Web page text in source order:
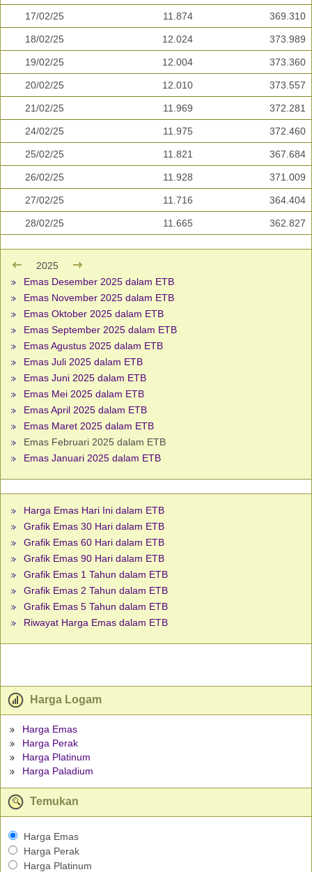
17/02/25 11.874 369.310
18/02/25 12.024 373.989
19/02/25 12.004 373.360
20/02/25 12.010 373.557
21/02/25 11.969 372.281
24/02/25 11.975 372.460
25/02/25 11.821 367.684
26/02/25 11.928 371.009
27/02/25 11.716 364.404
28/02/25 11.665 362.827
2025
Emas Desember 2025 dalam ETB
Emas November 2025 dalam ETB
Emas Oktober 2025 dalam ETB
Emas September 2025 dalam ETB
Emas Agustus 2025 dalam ETB
Emas Juli 2025 dalam ETB
Emas Juni 2025 dalam ETB
Emas Mei 2025 dalam ETB
Emas April 2025 dalam ETB
Emas Maret 2025 dalam ETB
Emas Februari 2025 dalam ETB
Emas Januari 2025 dalam ETB
Harga Emas Hari Ini dalam ETB
Grafik Emas 30 Hari dalam ETB
Grafik Emas 60 Hari dalam ETB
Grafik Emas 90 Hari dalam ETB
Grafik Emas 1 Tahun dalam ETB
Grafik Emas 2 Tahun dalam ETB
Grafik Emas 5 Tahun dalam ETB
Riwayat Harga Emas dalam ETB
Harga Logam
Harga Emas
Harga Perak
Harga Platinum
Harga Paladium
Temukan
Harga Emas
Harga Perak
Harga Platinum